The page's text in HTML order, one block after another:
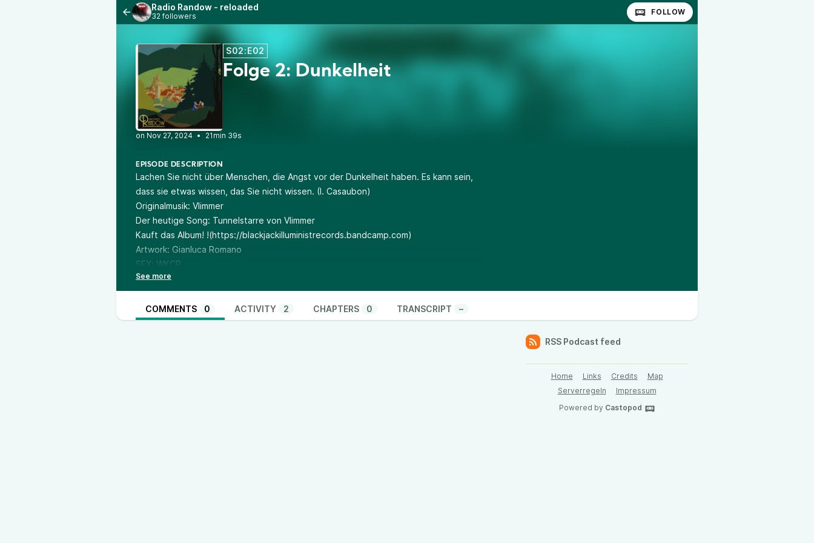
Radio Randow - reloaded
32 followers FOLLOW
S02:E02
Folge 2: Dunkelheit
• 21min 39s
EPISODE DESCRIPTION
Lachen Sie nicht über Menschen, die Angst vor der Dunkelheit haben. Es kann sein,
dass sie etwas wissen, das Sie nicht wissen. (I. Casaubon)
Originalmusik: Vlimmer
Der heutige Song: Tunnelstarre von Vlimmer
Kauft das Album! !(https://blackjackilluministrecords.bandcamp.com)
Artwork: Gianluca Romano
SFX: WKCR
#RadioRandow #Mystery #Randow der etwas andere #Podcast
COMMENTS 0 ACTIVITY 2 CHAPTERS 0 TRANSCRIPT –
RSS Podcast feed
Home Links Credits
Map
Serverregeln
Impressum
Powered by Castopod